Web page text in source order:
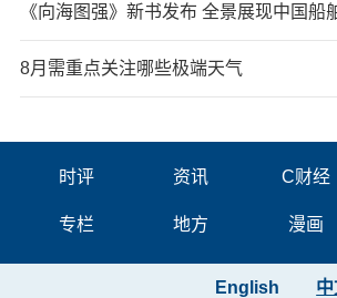
《向海图强》新书发布 全景展现中国船
8月需重点关注哪些极端天气
时评 资讯 C财经
专栏 地方 漫画
English